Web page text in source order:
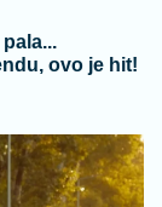
ovo je hit!